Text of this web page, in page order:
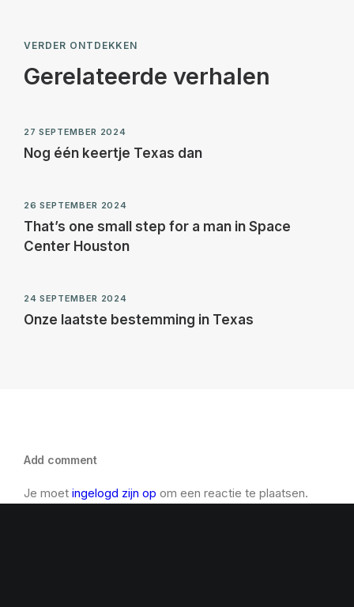
VERDER ONTDEKKEN
Gerelateerde verhalen
27 SEPTEMBER 2024
Nog één keertje Texas dan
26 SEPTEMBER 2024
That’s one small step for a man in Space
Center Houston
24 SEPTEMBER 2024
Onze laatste bestemming in Texas
Add comment
Je moet ingelogd zijn op om een reactie te plaatsen.